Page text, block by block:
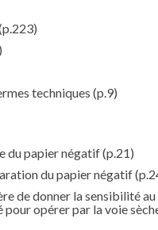
techniques (p.9)
du papier négatif(p.21)
du papier négatif
de donner la sensibilité au
opérer par la voie